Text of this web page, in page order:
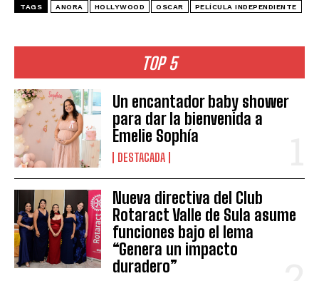
TOP 5
Un encantador baby shower
para dar la bienvenida a
Emelie Sophía
DESTACADA
Nueva directiva del Club
Rotaract Valle de Sula asume
funciones bajo el lema
“Genera un impacto
duradero”
TAGS ANORA HOLLYWOOD OSCAR PELÍCULA INDEPENDIENTE